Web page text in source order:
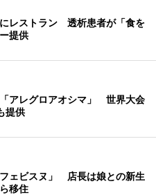
レストラン 透析患者が「食を
提供
アレグロアオシマ」 世界大会
提供
ェビスヌ」 店長は娘との新生
移住